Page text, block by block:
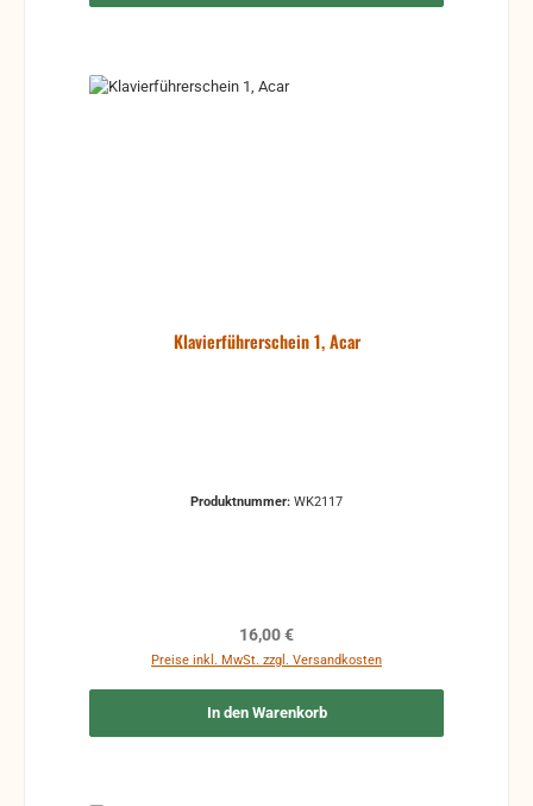
Klavierführerschein 1, Acar
Produktnummer: WK2117
Regulärer Preis:
16,00 €
Preise inkl. MwSt. zzgl. Versandkosten
In den Warenkorb